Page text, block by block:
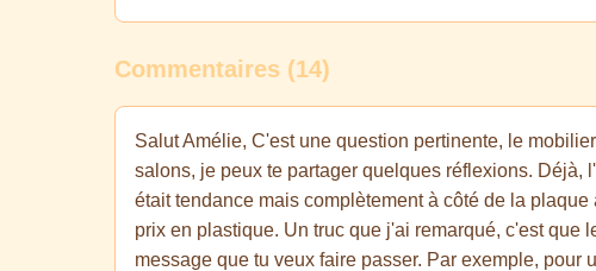
Commentaires (14)
Salut Amélie, C'est une question pertinente, le
salons, je peux te partager quelques réflexions.
était tendance mais complètement à côté de la
prix en plastique. Un truc que j'ai remarqué, c'est
message que tu veux faire passer. Par exemple,